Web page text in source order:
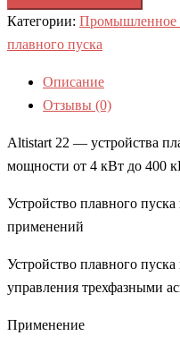
Категории: Промышленное
плавного пуска
Описание
Отзывы (0)
Altistart 22 — устройства
мощности от 4 кВт до 400
Устройство плавного
применений
Устройство плавного
управления трехфазными
Применение